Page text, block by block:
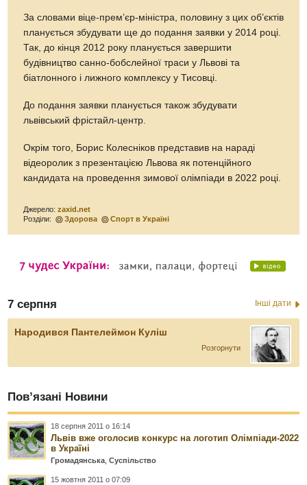
За словами віце-прем’єр-міністра, половину з цих об’єктів
планується збудувати ще до подання заявки у 2014 році.
Так, до кінця 2012 року планується завершити
будівництво санно-бобслейної траси у Львові та
біатлонного і лижного комплексу у Тисовці.
До подання заявки планується також збудувати
львівський фрістайл-центр.
Окрім того, Борис Колесніков представив на нараді
відеоролик з презентацією Львова як потенційного
кандидата на проведення зимової олімпіади в 2022 році.
Джерело:zaxid.net
Розділи:
Здорова Спорт в Україні
7 серпня Інші дати
Народився Пантелеймон Куліш
Розгорнути
Пов’язані Новини
18 серпня 2011 о 16:14
Львів вже оголосив конкурс на логотип Олімпіади-2022
в Україні
Громадянська ,Суспільство
15 жовтня 2011 о 07:09